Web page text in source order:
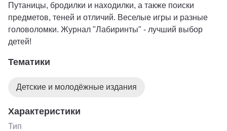
Путаницы, бродилки и находилки, а также поиски
предметов, теней и отличий. Веселые игры и разные
головоломки. Журнал "Лабиринты" - лучший выбор
детей!
Тематики
Детские и молодёжные издания
Характеристики
Тип